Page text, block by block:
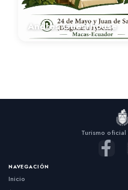
Andres Guesthouse
Turismo
NAVEGACIÓN
Inicio